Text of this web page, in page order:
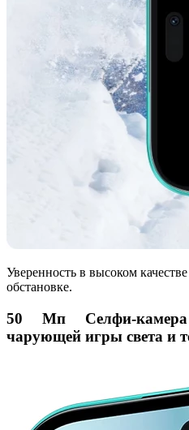
Уверенность в высоком
обстановке.
50 Мп Селфи-
чарующей игры света и